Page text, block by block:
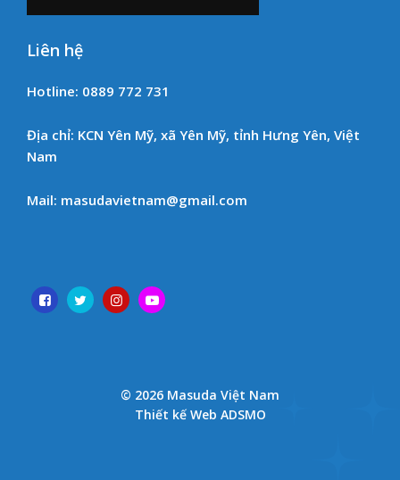
Liên hệ
Hotline: 0889 772 731
Địa chỉ: KCN Yên Mỹ, xã Yên Mỹ, tỉnh Hưng Yên, Việt
Nam
Mail: masudavietnam@gmail.com
© 2026 Masuda Việt Nam
Thiết kế Web ADSMO